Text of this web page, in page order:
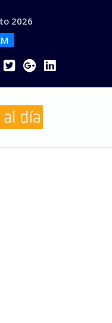
2026